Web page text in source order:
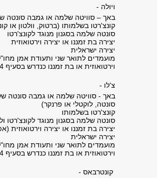
ויולה -
באך – סוויטה שלמה או גמבה סונטה
קונצ'רטו בשלמותו (ברטוק, וולטון או
סונטה שלמה בסגנון מנוגד לקונצ'רטו
יצירה בת זמננו או יצירה וירטואוזית
יצירה ישראלית
מועמדים לתואר שני ותעודת אמן
וירטואוזית או בת זמננו כנדרש בסעיף 4 אך שונה מזו שנבחרה בסעיף 4.
צ'לו -
באך - סוויטה שלמה או גמבה סונטה
סונטה, לוקטלי או פרנקר)
קונצ'רטו בשלמותו
סונטה שלמה בסגנון מנוגד לקונצ'רטו
יצירה בת זמננו או יצירה וירטואוזית
יצירה ישראלית
מועמדים לתואר שני ותעודת אמן
וירטואוזית או בת זמננו כנדרש בסעיף 4 אך שונה מזו שנבחרה בסעיף 4.
קונטרבאס -